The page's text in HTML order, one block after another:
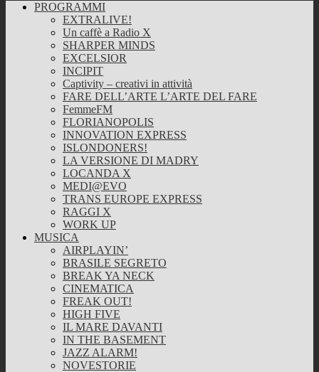
PROGRAMMI
EXTRALIVE!
Un caffè a Radio X
SHARPER MINDS
EXCELSIOR
INCIPIT
Captivity – creativi in attività
FARE DELL’ARTE L’ARTE DEL FARE
FemmeFM
FLORIANOPOLIS
INNOVATION EXPRESS
ISLONDONERS!
LA VERSIONE DI MADRY
LOCANDA X
MEDI@EVO
TRANS EUROPE EXPRESS
RAGGI X
WORK UP
MUSICA
AIRPLAYIN’
BRASILE SEGRETO
BREAK YA NECK
CINEMATICA
FREAK OUT!
HIGH FIVE
IL MARE DAVANTI
IN THE BASEMENT
JAZZ ALARM!
NOVESTORIE